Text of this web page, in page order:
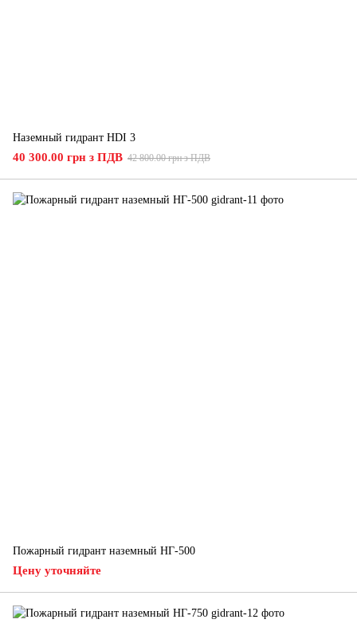
Наземный гидрант HDI 3
40 300.00 грн з ПДВ 42 800.00 грн з ПДВ
Пожарный гидрант наземный НГ-500
Цену уточняйте